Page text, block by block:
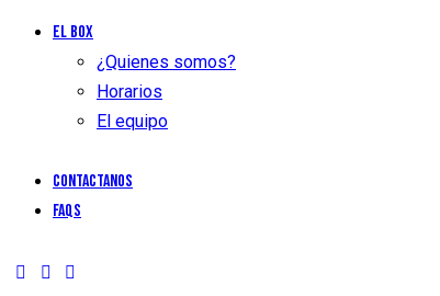
El Box
¿Quienes somos?
Horarios
El equipo
Contactanos
FAQs